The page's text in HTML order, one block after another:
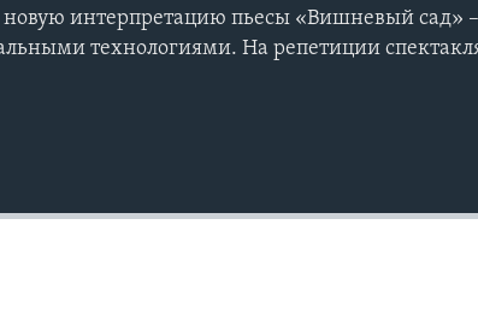
интерпретацию пьесы «Вишневый сад» –
технологиями. На репетиции